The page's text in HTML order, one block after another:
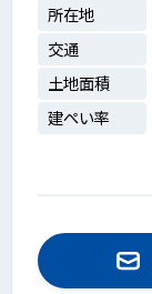
所在地
交通
土地面積
建ぺい率